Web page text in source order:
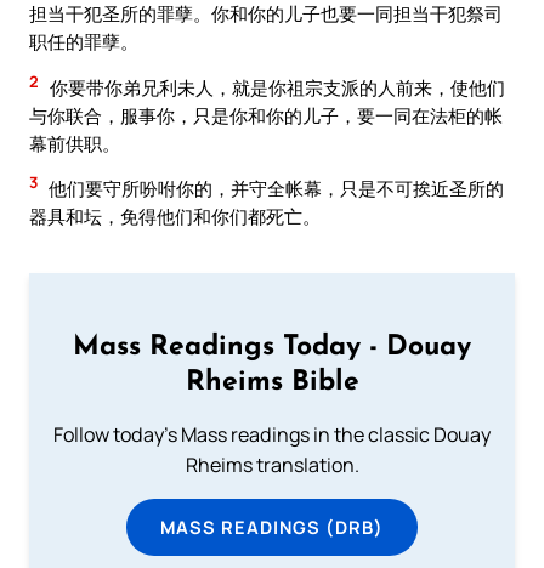
担当干犯圣所的罪孽。你和你的儿子也要一同担当干犯祭司
职任的罪孽。
2 你要带你弟兄利未人，就是你祖宗支派的人前来，使他们
与你联合，服事你，只是你和你的儿子，要一同在法柜的帐
幕前供职。
3 他们要守所吩咐你的，并守全帐幕，只是不可挨近圣所的
器具和坛，免得他们和你们都死亡。
Mass Readings Today - Douay
Rheims Bible
Follow today's Mass readings in the classic Douay
Rheims translation.
MASS READINGS (DRB)